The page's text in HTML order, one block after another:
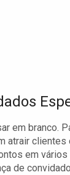
em branco.
em
de